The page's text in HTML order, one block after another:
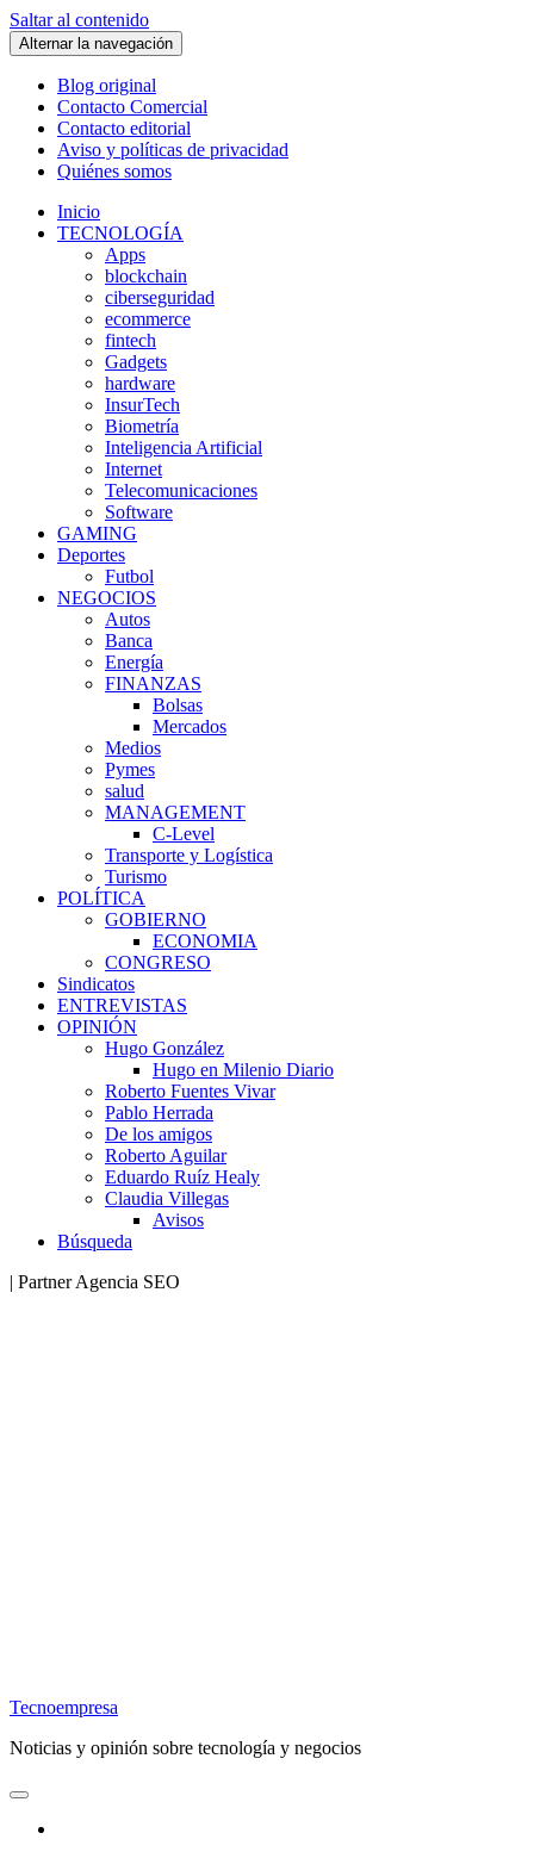
Saltar al contenido
Alternar la navegación
Blog original
Contacto Comercial
Contacto editorial
Aviso y políticas de privacidad
Quiénes somos
Inicio
TECNOLOGÍA
Apps
blockchain
ciberseguridad
ecommerce
fintech
Gadgets
hardware
InsurTech
Biometría
Inteligencia Artificial
Internet
Telecomunicaciones
Software
GAMING
Deportes
Futbol
NEGOCIOS
Autos
Banca
Energía
FINANZAS
Bolsas
Mercados
Medios
Pymes
salud
MANAGEMENT
C-Level
Transporte y Logística
Turismo
POLÍTICA
GOBIERNO
ECONOMIA
CONGRESO
Sindicatos
ENTREVISTAS
OPINIÓN
Hugo González
Hugo en Milenio Diario
Roberto Fuentes Vivar
Pablo Herrada
De los amigos
Roberto Aguilar
Eduardo Ruíz Healy
Claudia Villegas
Avisos
Búsqueda
| Partner Agencia SEO
Tecnoempresa
Noticias y opinión sobre tecnología y negocios